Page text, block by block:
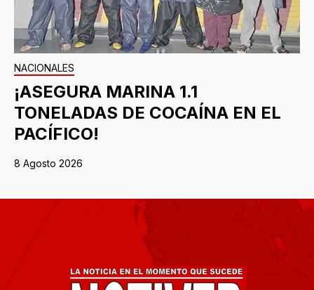
NACIONALES
¡ASEGURA MARINA 1.1
TONELADAS DE COCAÍNA EN EL
PACÍFICO!
8 Agosto 2026